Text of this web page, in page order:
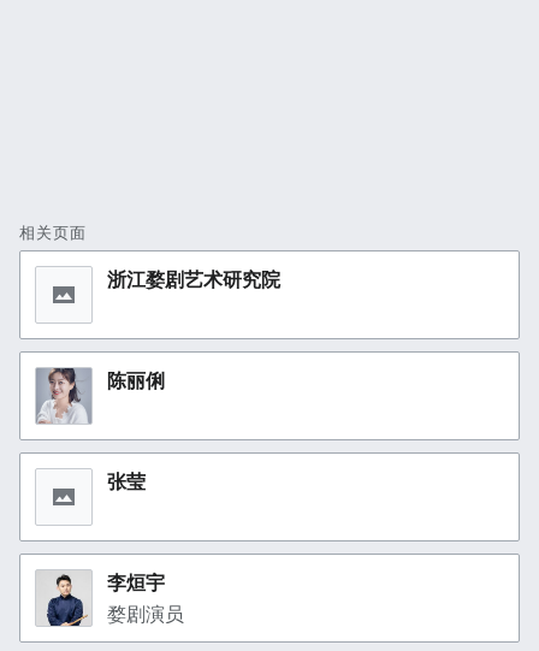
相关页面
浙江婺剧艺术研究院
陈丽俐
张莹
李烜宇
婺剧演员